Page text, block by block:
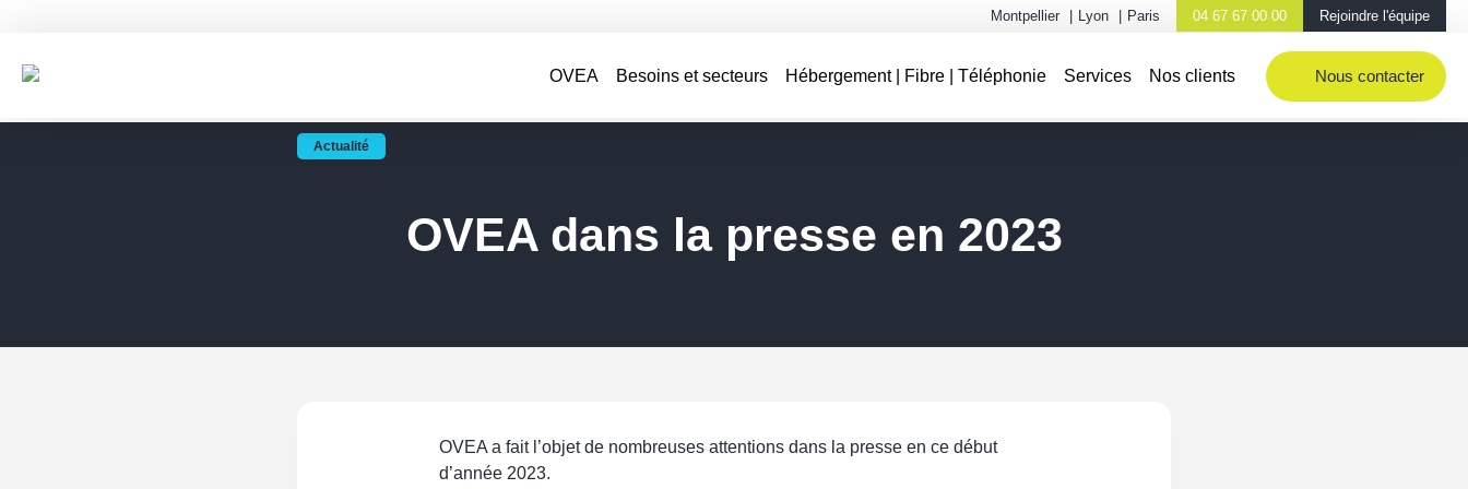
Rejoindre l'équipe
04 67 67 00 00
Montpellier Lyon Paris
Nous contacter
OVEA Besoins et secteurs Hébergement | Fibre | Téléphonie Services Nos clients
OVEA dans la presse en 2023
OVEA a fait l’objet de nombreuses attentions dans la presse en ce début
d’année 2023.